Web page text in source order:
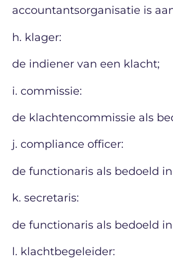
accountantsorganisatie is
h. klager:
de indiener van een klacht;
i. commissie:
de klachtencommissie als
j. compliance officer:
de functionaris als bedoeld
k. secretaris:
de functionaris als bedoeld
l. klachtbegeleider: